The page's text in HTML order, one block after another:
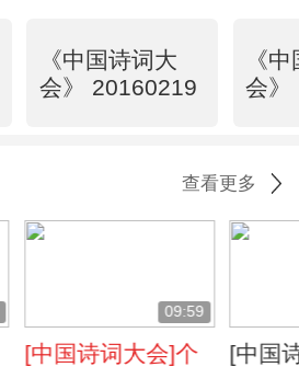
《中国诗词大
会》 20160219
《
会》
查看更多
09:59
[中国诗词大会]个
[中国